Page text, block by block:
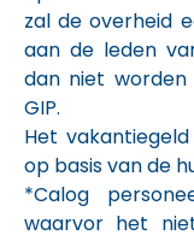
zal de overheid
aan de leden
dan niet
GIP.
Het
op basis van de
*Calog
waarvor het